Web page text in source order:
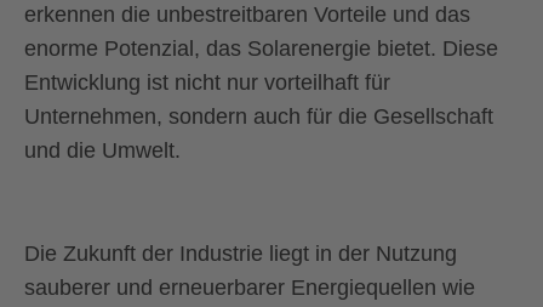
erkennen die unbestreitbaren Vorteile und das
enorme Potenzial, das Solarenergie bietet. Diese
Entwicklung ist nicht nur vorteilhaft für
Unternehmen, sondern auch für die Gesellschaft
und die Umwelt.
Die Zukunft der Industrie liegt in der Nutzung
sauberer und erneuerbarer Energiequellen wie